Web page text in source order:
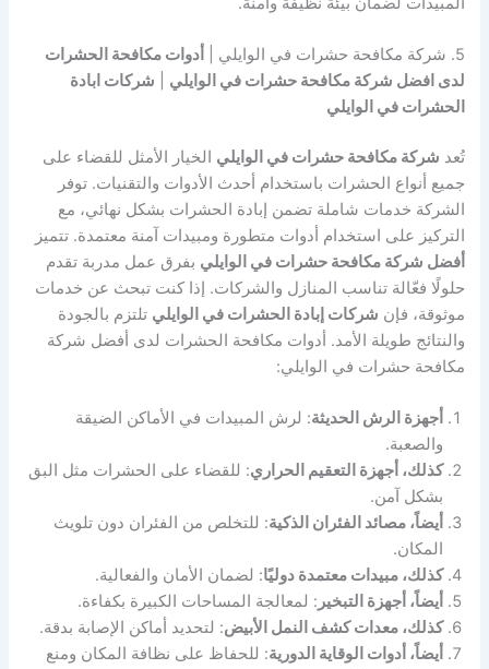
5. شركة مكافحة حشرات في الوايلي |
أدوات مكافحة الحشرات
لدى افضل شركة مكافحة حشرات في الوايلي
شركات ابادة
الحشرات في الوايلي
تُعد شركة مكافحة حشرات في الوايلي الخيار الأمثل للقضاء على
جميع أنواع الحشرات باستخدام أحدث الأدوات والتقنيات. توفر
الشركة خدمات شاملة تضمن إبادة الحشرات بشكل نهائي، مع
التركيز على استخدام أدوات متطورة ومبيدات آمنة معتمدة. تتميز
أفضل شركة مكافحة حشرات في الوايلي بفرق عمل مدربة تقدم
حلولًا فعّالة تناسب المنازل والشركات. إذا كنت تبحث عن خدمات
موثوقة، فإن شركات إبادة الحشرات في الوايلي تلتزم بالجودة
والنتائج طويلة الأمد. أدوات مكافحة الحشرات لدى أفضل شركة
مكافحة حشرات في الوايلي:
أجهزة الرش الحديثة: لرش المبيدات في الأماكن الضيقة
والصعبة.
كذلك، أجهزة التعقيم الحراري: للقضاء على الحشرات مثل البق
بشكل آمن.
أيضاً، مصائد الفئران الذكية: للتخلص من الفئران دون تلويث
المكان.
كذلك، مبيدات معتمدة دوليًا: لضمان الأمان والفعالية.
أيضاً، أجهزة التبخير : لمعالجة المساحات الكبيرة بكفاءة.
كذلك، معدات كشف النمل الأبيض: لتحديد أماكن الإصابة بدقة.
أيضاً، أدوات الوقاية الدورية: للحفاظ على نظافة المكان ومنع